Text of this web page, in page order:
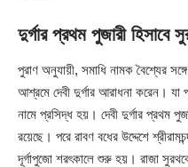
দুর্গার প্রথম পুজারী
পুরাণ অনুযায়ী, সমাধি নামক বৈশ্যের
আশ্রমে দেবী দুর্গার আরাধনা করেন।
নামে প্রসিদ্ধ হয়। দেবী দুর্গার প্রথম
রয়েছে। পরে রাবণ বধের উদ্দেশে
দূর্গাপুজো শরৎকালে শুরু হয়। রাজা